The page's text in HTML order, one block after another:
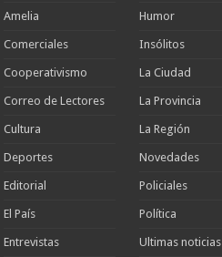
Amelia
Comerciales
Cooperativismo
Correo de Lectores
Cultura
Deportes
Editorial
El País
Entrevistas
Humor
Insólitos
La Ciudad
La Provincia
La Región
Novedades
Policiales
Política
Ultimas noticias